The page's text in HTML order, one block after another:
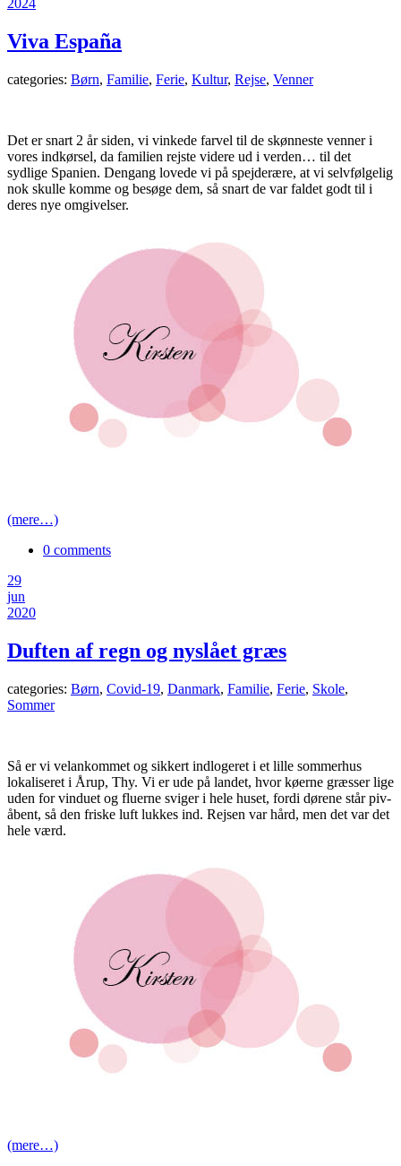
2024
Viva España
categories: Børn, Familie, Ferie, Kultur, Rejse, Venner
Det er snart 2 år siden, vi vinkede farvel til de skønneste venner i
vores indkørsel, da familien rejste videre ud i verden… til det
sydlige Spanien. Dengang lovede vi på spejderære, at vi selvfølgelig
nok skulle komme og besøge dem, så snart de var faldet godt til i
deres nye omgivelser.
(mere…)
0 comments
29
jun
2020
Duften af regn og nyslået græs
categories: Børn, Covid-19, Danmark, Familie, Ferie, Skole,
Sommer
Så er vi velankommet og sikkert indlogeret i et lille sommerhus
lokaliseret i Årup, Thy. Vi er ude på landet, hvor køerne græsser lige
uden for vinduet og fluerne sviger i hele huset, fordi dørene står piv-
åbent, så den friske luft lukkes ind. Rejsen var hård, men det var det
hele værd.
(mere…)